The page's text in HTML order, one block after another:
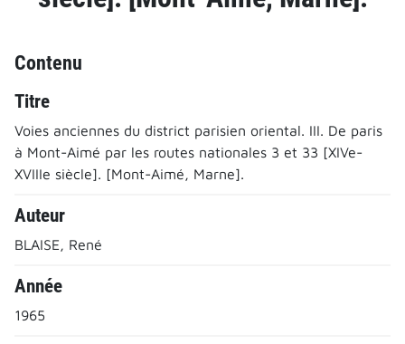
Contenu
Titre
Voies anciennes du district parisien oriental. III. De paris
à Mont-Aimé par les routes nationales 3 et 33 [XIVe-
XVIIIe siècle]. [Mont-Aimé, Marne].
Auteur
BLAISE, René
Année
1965